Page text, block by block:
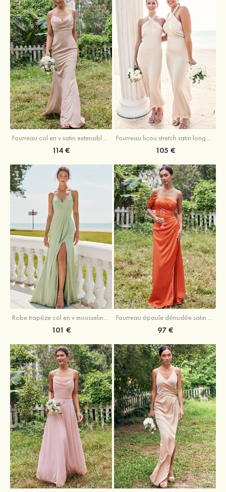
Fourreau col en v satin extensible ras du sol robe de demoiselle d'honneur
114 €
Fourreau licou stretch satin longueur cheville robe de demoiselle d'honneur
105 €
Robe trapèze col en v mousseline ras du sol robe de demoiselle d'honneur
101 €
Fourreau épaule dénudée satin extensible ras du sol robe de demoiselle d'honneur
97 €